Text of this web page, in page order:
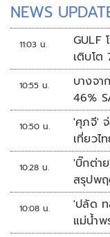
NEWS
11:03 น.
GULF
เติบโต
10:55 น.
บางจา
46%
10:50 น.
'ศุภจี'
เที่ยวไ
10:28 น.
'บิ๊กต่า
สรุปพ
10:08 น.
'ปลัด ท
แม่น้ำพ